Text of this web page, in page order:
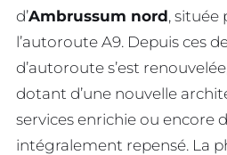
d’Ambrussum nord, située
l’autoroute A9. Depuis ces
d’autoroute s’est
dotant d’une nouvelle
services enrichie ou encore
intégralement repensé. La